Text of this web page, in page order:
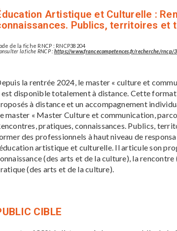
Artistique et Culturelle :
Publics, territoires et
de la fiche RNCP : RNCP38204
la fiche RNCP : https://www.francecompetences.fr/recherche/rncp/
la rentrée 2024, le master « culture et
est disponible totalement à distance. Cette
à distance et un accompagnement
master « Master Culture et communication,
pratiques, connaissances. Publics,
des professionnels à haut niveau de
artistique et culturelle. Il articule son
(des arts et de la culture), la
(des arts et de la culture).
CIBLE